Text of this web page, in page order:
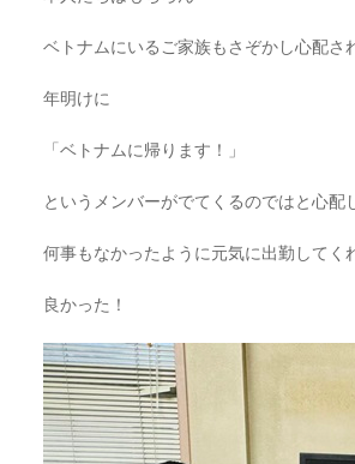
ベトナムにいるご家族もさぞかし心配さ
年明けに
「ベトナムに帰ります！」
というメンバーがでてくるのではと心配
何事もなかったように元気に出勤してく
良かった！